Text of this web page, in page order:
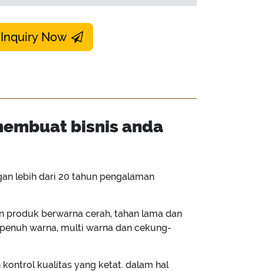
Now
bisnis anda
lebih dari 20 tahun pengalaman
berwarna cerah, tahan lama dan
warna, multi warna dan cekung-
kualitas yang ketat. dalam hal